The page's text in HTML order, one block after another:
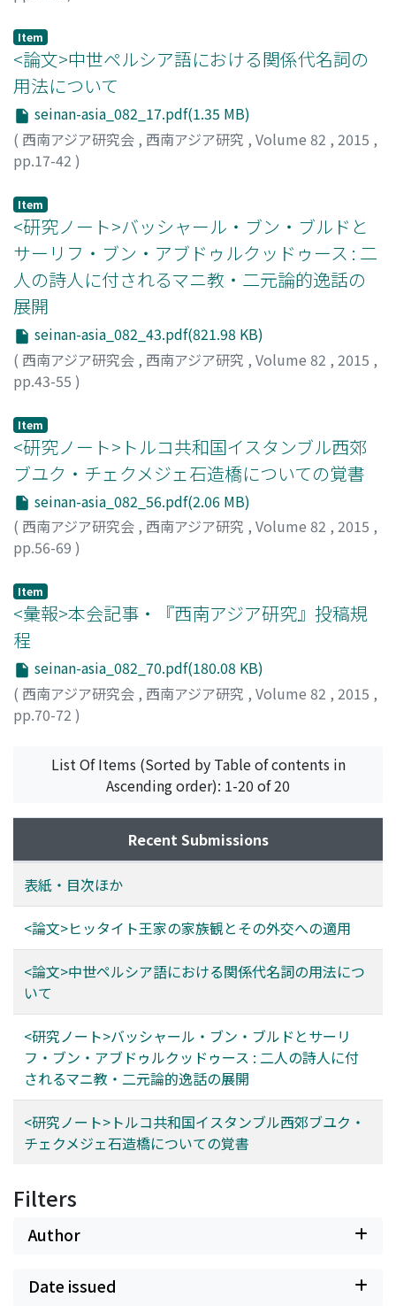
Item
<論文>中世ペルシア語における関係代名詞の
用法について
seinan-asia_082_17.pdf(1.35 MB)
( 西南アジア研究会 , 西南アジア研究 , Volume 82 , 2015 ,
pp.17-42 )
Item
<研究ノート>バッシャール・ブン・ブルドと
サーリフ・ブン・アブドゥルクッドゥース : 二
人の詩人に付されるマニ教・二元論的逸話の
展開
seinan-asia_082_43.pdf(821.98 KB)
( 西南アジア研究会 , 西南アジア研究 , Volume 82 , 2015 ,
pp.43-55 )
Item
<研究ノート>トルコ共和国イスタンブル西郊
ブユク・チェクメジェ石造橋についての覚書
seinan-asia_082_56.pdf(2.06 MB)
( 西南アジア研究会 , 西南アジア研究 , Volume 82 , 2015 ,
pp.56-69 )
60144309
Item
<彙報>本会記事・『西南アジア研究』投稿規
程
seinan-asia_082_70.pdf(180.08 KB)
( 西南アジア研究会 , 西南アジア研究 , Volume 82 , 2015 ,
pp.70-72 )
List Of Items (Sorted by Table of contents in
Ascending order): 1-20 of 20
Recent Submissions
表紙・目次ほか
<論文>ヒッタイト王家の家族観とその外交への適用
<論文>中世ペルシア語における関係代名詞の用法につ
いて
<研究ノート>バッシャール・ブン・ブルドとサーリ
フ・ブン・アブドゥルクッドゥース : 二人の詩人に付
されるマニ教・二元論的逸話の展開
<研究ノート>トルコ共和国イスタンブル西郊ブユク・
チェクメジェ石造橋についての覚書
Filters
Author
Date issued